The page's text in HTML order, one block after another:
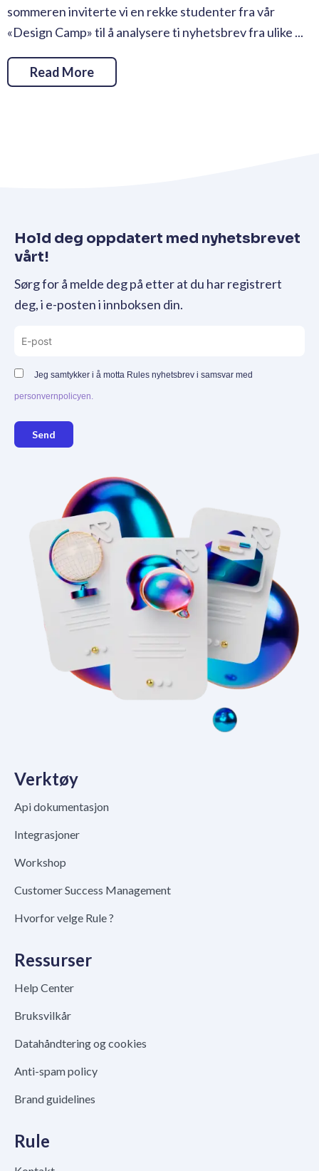
sommeren inviterte vi en rekke studenter fra vår
«Design Camp» til å analysere ti nyhetsbrev fra ulike ...
Read More
Hold deg oppdatert med nyhetsbrevet
vårt!
Sørg for å melde deg på etter at du har registrert
deg, i e-posten i innboksen din.
Jeg samtykker i å motta Rules nyhetsbrev i samsvar med
personvernpolicyen.
Send
Verktøy
Api dokumentasjon
Integrasjoner
Workshop
Customer Success Management
Hvorfor velge Rule ?
Ressurser
Help Center
Bruksvilkår
Datahåndtering og cookies
Anti-spam policy
Brand guidelines
Rule